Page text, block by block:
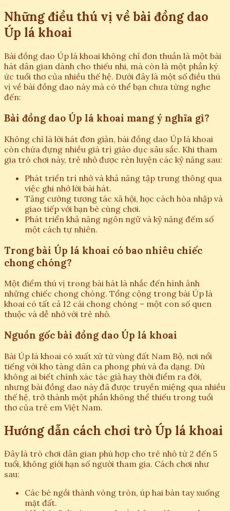
Những điều thú vị về bài đồng dao
Úp lá khoai
Bài đồng dao Úp lá khoai không chỉ đơn thuần là một bài
hát dân gian dành cho thiếu nhi, mà còn là một phần ký
ức tuổi thơ của nhiều thế hệ. Dưới đây là một số điều thú
vị về bài đồng dao này mà có thể bạn chưa từng nghe
đến:
Bài đồng dao Úp lá khoai mang ý nghĩa gì?
Không chỉ là lời hát đơn giản, bài đồng dao Úp lá khoai
còn chứa đựng nhiều giá trị giáo dục sâu sắc. Khi tham
gia trò chơi này, trẻ nhỏ được rèn luyện các kỹ năng sau:
Phát triển trí nhớ và khả năng tập trung thông qua
việc ghi nhớ lời bài hát.
Tăng cường tương tác xã hội, học cách hòa nhập và
giao tiếp với bạn bè cùng chơi.
Phát triển khả năng ngôn ngữ và kỹ năng đếm số
một cách tự nhiên.
Trong bài Úp lá khoai có bao nhiêu chiếc
chong chóng?
Một điểm thú vị trong bài hát là nhắc đến hình ảnh
những chiếc chong chóng. Tổng cộng trong bài Úp lá
khoai có tất cả 12 cái chong chóng – một con số quen
thuộc và dễ nhớ với trẻ nhỏ.
Nguồn gốc bài đồng dao Úp lá khoai
Bài Úp lá khoai có xuất xứ từ vùng đất Nam Bộ, nơi nổi
tiếng với kho tàng dân ca phong phú và đa dạng. Dù
không ai biết chính xác tác giả hay thời điểm ra đời,
nhưng bài đồng dao này đã được truyền miệng qua nhiều
thế hệ, trở thành một phần không thể thiếu trong tuổi
thơ của trẻ em Việt Nam.
Hướng dẫn cách chơi trò Úp lá khoai
Đây là trò chơi dân gian phù hợp cho trẻ nhỏ từ 2 đến 5
tuổi, không giới hạn số người tham gia. Cách chơi như
sau:
Các bé ngồi thành vòng tròn, úp hai bàn tay xuống
mặt đất.